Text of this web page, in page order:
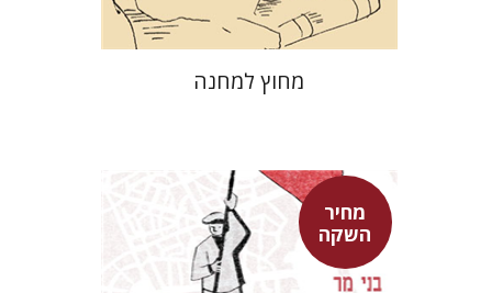
מחוץ למחנה
מחיר
השקה
בני מר